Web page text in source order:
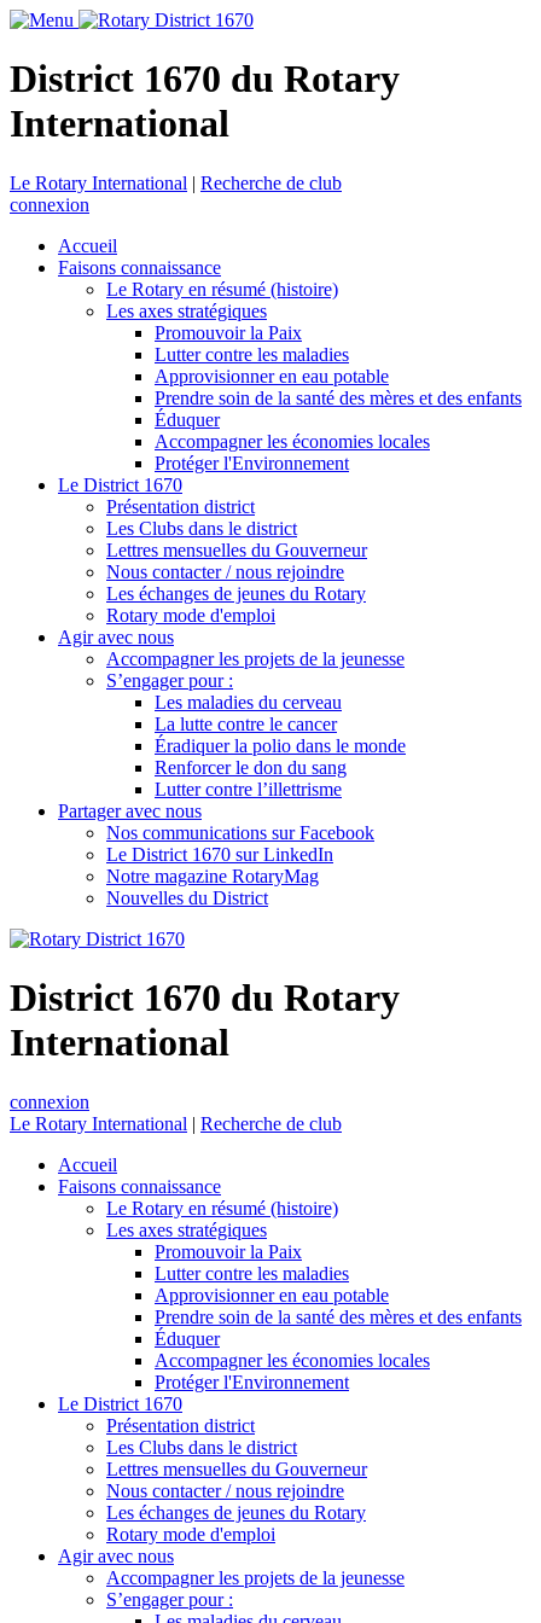
District 1670 du Rotary
International
Le Rotary International | Recherche de club
connexion
Accueil
Faisons connaissance
Le Rotary en résumé (histoire)
Les axes stratégiques
Promouvoir la Paix
Lutter contre les maladies
Approvisionner en eau potable
Prendre soin de la santé des mères et des enfants
Éduquer
Accompagner les économies locales
Protéger l'Environnement
Le District 1670
Présentation district
Les Clubs dans le district
Lettres mensuelles du Gouverneur
Nous contacter / nous rejoindre
Les échanges de jeunes du Rotary
Rotary mode d'emploi
Agir avec nous
Accompagner les projets de la jeunesse
S’engager pour :
Les maladies du cerveau
La lutte contre le cancer
Éradiquer la polio dans le monde
Renforcer le don du sang
Lutter contre l’illettrisme
Partager avec nous
Nos communications sur Facebook
Le District 1670 sur LinkedIn
Notre magazine RotaryMag
Nouvelles du District
District 1670 du Rotary
International
connexion
Le Rotary International | Recherche de club
Accueil
Faisons connaissance
Le Rotary en résumé (histoire)
Les axes stratégiques
Promouvoir la Paix
Lutter contre les maladies
Approvisionner en eau potable
Prendre soin de la santé des mères et des enfants
Éduquer
Accompagner les économies locales
Protéger l'Environnement
Le District 1670
Présentation district
Les Clubs dans le district
Lettres mensuelles du Gouverneur
Nous contacter / nous rejoindre
Les échanges de jeunes du Rotary
Rotary mode d'emploi
Agir avec nous
Accompagner les projets de la jeunesse
S’engager pour :